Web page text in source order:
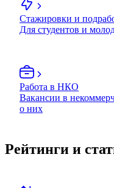
Стажировки и
Для студентов и
Работа в НКО
Вакансии в
о них
Рейтинги и